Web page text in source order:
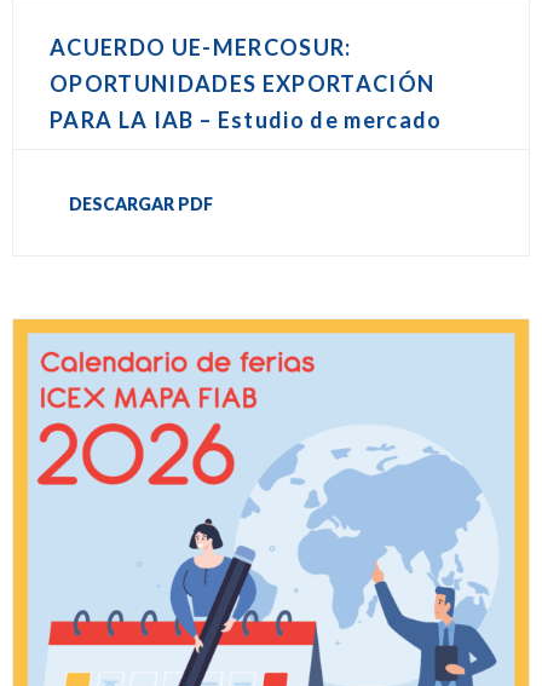
ACUERDO UE-MERCOSUR:
OPORTUNIDADES EXPORTACIÓN
PARA LA IAB – Estudio de mercado
DESCARGAR PDF